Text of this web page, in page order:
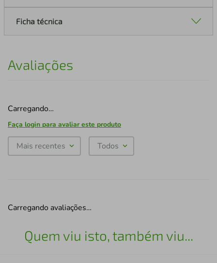
Ficha técnica
Avaliações
Carregando…
Faça login para avaliar este produto
Mais recentes Todos
Carregando avaliações…
Quem viu isto, também viu...